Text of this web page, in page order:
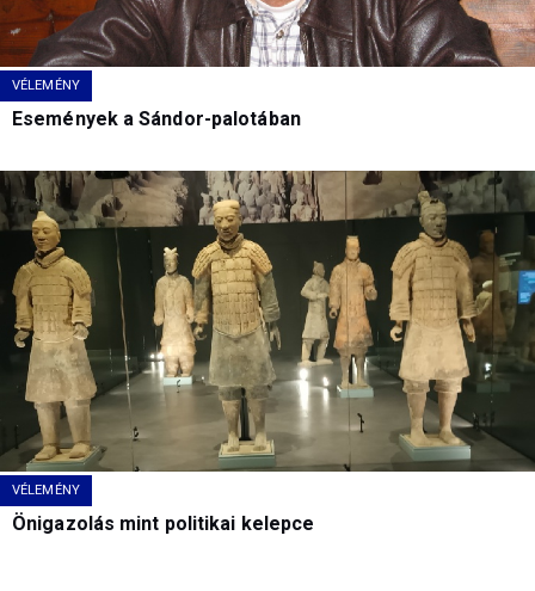
VÉLEMÉNY
Események a Sándor-palotában
VÉLEMÉNY
Önigazolás mint politikai kelepce